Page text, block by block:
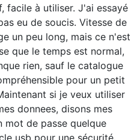
facile à utiliser. J'ai essayé
eu de soucis. Vitesse de
un peu long, mais ce n'est
que le temps est normal,
rien, sauf le catalogue
pour un petit
si je veux utiliser
donnees, disons mes
mot de passe quelque
usb pour une sécurité.